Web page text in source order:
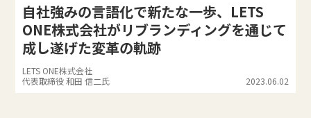
自社強みの言語化で新たな一歩、LETS
ONE株式会社がリブランディングを通じて
成し遂げた変革の軌跡
LETS ONE株式会社
代表取締役 和田 信二氏
2023.06.02